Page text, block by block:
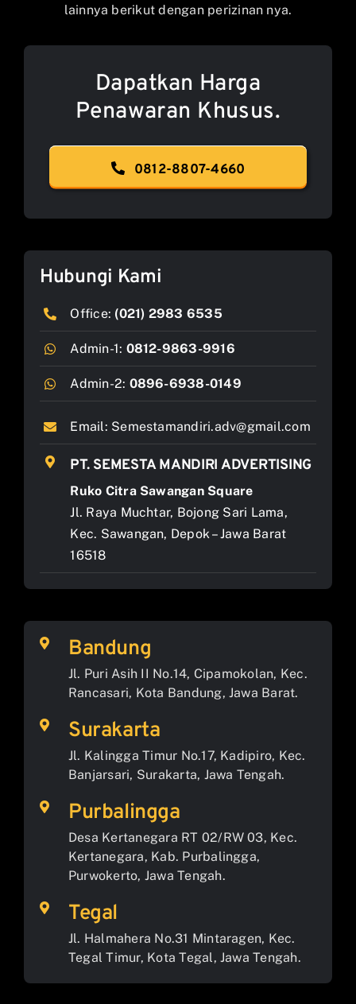
lainnya berikut dengan perizinan nya.
Dapatkan Harga
Penawaran Khusus.
0812-8807-4660
Hubungi Kami
Office: (021) 2983 6535
Admin-1: 0812-9863-9916
Admin-2: 0896-6938-0149
Email: Semestamandiri.adv@gmail.com
PT. SEMESTA MANDIRI ADVERTISING
Ruko Citra Sawangan Square
Jl. Raya Muchtar, Bojong Sari Lama,
Kec. Sawangan, Depok – Jawa Barat
16518
Bandung
Jl. Puri Asih II No.14, Cipamokolan, Kec.
Rancasari, Kota Bandung, Jawa Barat.
Surakarta
Jl. Kalingga Timur No.17, Kadipiro, Kec.
Banjarsari, Surakarta, Jawa Tengah.
Purbalingga
Desa Kertanegara RT 02/RW 03, Kec.
Kertanegara, Kab. Purbalingga,
Purwokerto, Jawa Tengah.
Tegal
Jl. Halmahera No.31 Mintaragen, Kec.
Tegal Timur, Kota Tegal, Jawa Tengah.